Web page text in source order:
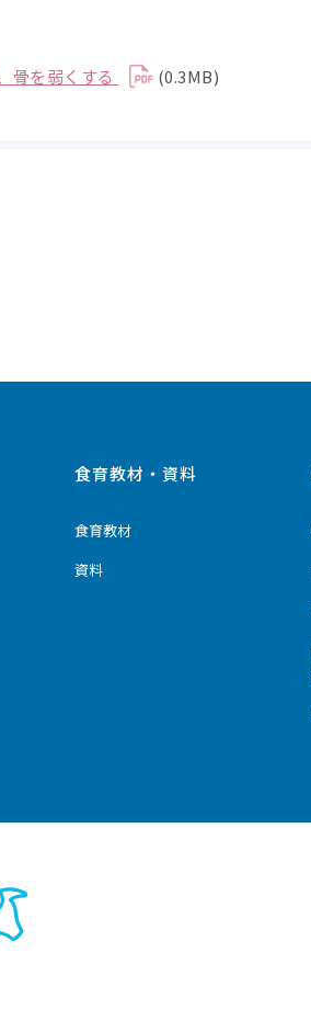
骨を弱くする
(0.3MB)
食育教材・資料
食育教材
資料